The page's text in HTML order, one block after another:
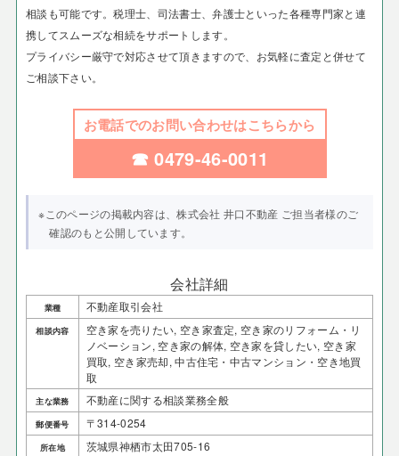
相談も可能です。税理士、司法書士、弁護士といった各種専門家と連
携してスムーズな相続をサポートします。
プライバシー厳守で対応させて頂きますので、お気軽に査定と併せて
ご相談下さい。
お電話でのお問い合わせはこちらから
☎ 0479-46-0011
※このページの掲載内容は、株式会社 井口不動産 ご担当者様のご
確認のもと公開しています。
会社詳細
業種 不動産取引会社
相談内容
空き家を売りたい, 空き家査定, 空き家のリフォーム・リ
ノベーション, 空き家の解体, 空き家を貸したい, 空き家
買取, 空き家売却, 中古住宅・中古マンション・空き地買
取
主な業務 不動産に関する相談業務全般
郵便番号 〒314-0254
所在地 茨城県神栖市太田705-16